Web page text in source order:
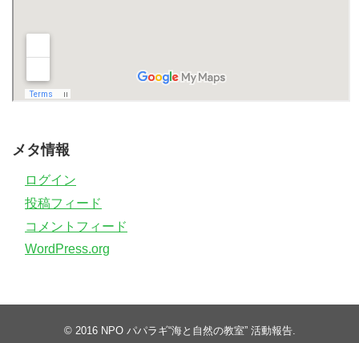
メタ情報
ログイン
投稿フィード
コメントフィード
WordPress.org
© 2016 NPO パパラギ“海と自然の教室” 活動報告.